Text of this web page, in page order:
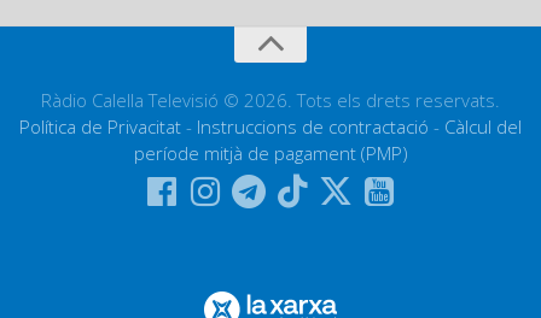
Ràdio Calella Televisió © 2026. Tots els drets reservats.
Política de Privacitat - Instruccions de contractació - Càlcul del
període mitjà de pagament (PMP)